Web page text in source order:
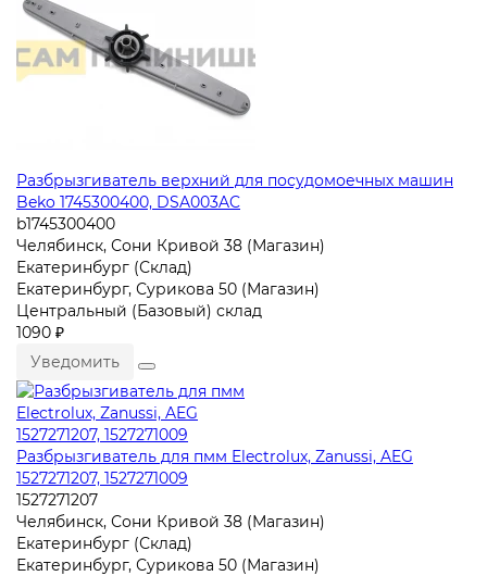
Разбрызгиватель верхний для посудомоечных машин
Beko 1745300400, DSA003AC
b1745300400
Челябинск, Сони Кривой 38 (Магазин)
Екатеринбург (Склад)
Екатеринбург, Сурикова 50 (Магазин)
Центральный (Базовый) склад
1090 ₽
Уведомить
Разбрызгиватель для пмм Electrolux, Zanussi, AEG
1527271207, 1527271009
1527271207
Челябинск, Сони Кривой 38 (Магазин)
Екатеринбург (Склад)
Екатеринбург, Сурикова 50 (Магазин)